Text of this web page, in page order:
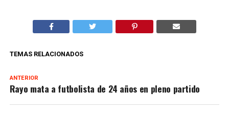
TEMAS RELACIONADOS
ANTERIOR
Rayo mata a futbolista de 24 años en pleno partido